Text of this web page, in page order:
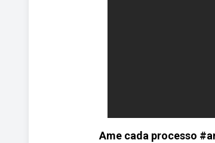
Ame cada processo